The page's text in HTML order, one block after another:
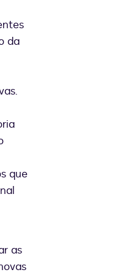
da
que
as